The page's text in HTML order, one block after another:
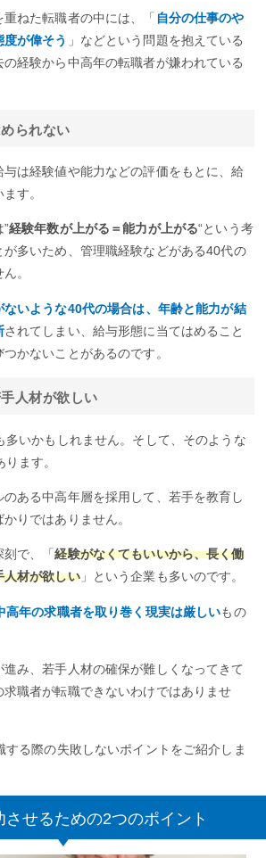
ねた転職者の中には、「 自分の仕事のや
度が偉そう 」などという問題を抱えている
経験から中高年の転職者が嫌われている
られない
は経験値や能力などの評価をもとに、給
す。
経験年数が上がる＝能力が上がる“という考
が多いため、管理職経験などがある40代の
。
ないような40代の場合は、年齢と能力が結
されてしまい、給与形態に当てはめること
かないことがあるのです。
人材が欲しい
多いかもしれません。そして、そのような
ます。
ある中高年層を採用して、若手を教育し
りではありません。
刻で、「経験がなくてもいいから、長く働
人材が欲しい」という企業も多いのです。
高年の求職者を取り巻く現実は厳しいもの
み、若手人材の確保が難しくなってきて
職者が転職できないわけではありませ
する際の失敗しないポイントをご紹介しま
せるための2つのポイント